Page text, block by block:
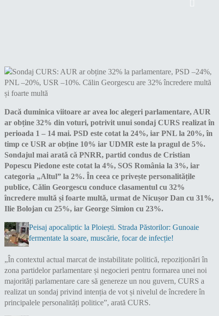
Dacă duminica viitoare ar avea loc alegeri parlamentare, AUR
ar obține 32% din voturi, potrivit unui sondaj CURS realizat în
perioada 1 – 14 mai. PSD este cotat la 24%, iar PNL la 20%, în
timp ce USR ar obține 10% iar UDMR este la pragul de 5%.
Sondajul mai arată că PNRR, partid condus de Cristian
Popescu Piedone este cotat la 4%, SOS România la 3%, iar
categoria „Altul” la 2%. În ceea ce privește personalitățile
publice, Călin Georgescu conduce clasamentul cu 32%
încredere multă și foarte multă, urmat de Nicușor Dan cu 31%,
Ilie Bolojan cu 25%, iar George Simion cu 23%.
Peisaj apocaliptic la Ploiești. Strada Păstorilor: Gunoaie
fermentate la soare, muscărie, focar de infecție!
„În contextul actual marcat de instabilitate politică, repoziționări în
zona partidelor parlamentare și negocieri pentru formarea unei noi
majorități parlamentare care să genereze un nou guvern, CURS a
realizat un sondaj privind intenția de vot și nivelul de încredere în
principalele personalități politice”, arată CURS.